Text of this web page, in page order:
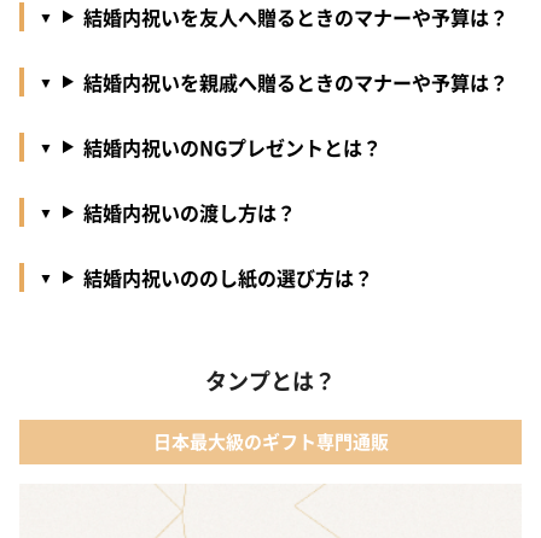
結婚内祝いを友人へ贈るときのマナーや予算は？
結婚内祝いを親戚へ贈るときのマナーや予算は？
結婚内祝いのNGプレゼントとは？
結婚内祝いの渡し方は？
結婚内祝いののし紙の選び方は？
タンプとは？
日本最大級のギフト専門通販